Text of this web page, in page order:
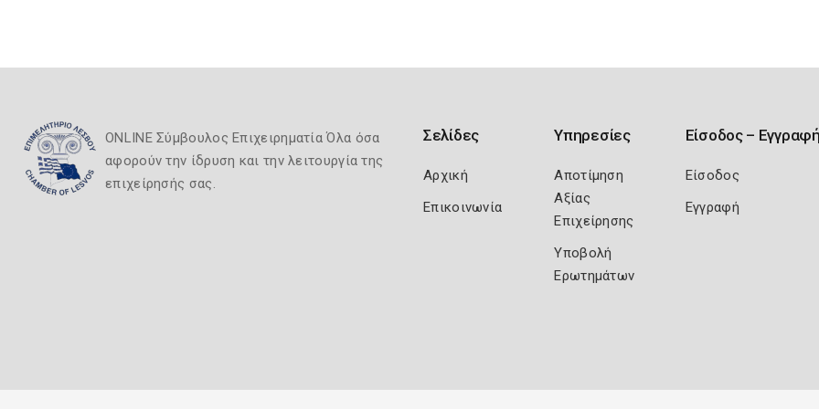
ONLINE Σύμβουλος Επιχειρηματία Όλα όσα
αφορούν την ίδρυση και την λειτουργία της
επιχείρησής σας.
Σελίδες
Αρχική
Επικοινωνία
Υπηρεσίες
Αποτίμηση
Αξίας
Επιχείρησης
Υποβολή
Ερωτημάτων
Είσοδος –
Είσοδος
Εγγραφή